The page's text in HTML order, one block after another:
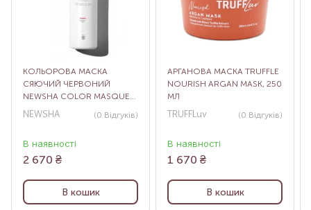
КОЛЬОРОВА МАСКА
СЯЮЧИЙ ЧЕРВОНИЙ
NEWSHA COLOR MASQUE
RADIANT RED, 500 МЛ
NEWSHA (0 Відгуків)
В наявності
2 670 ₴
В кошик
АРГАНОВА МАСКА TRUFFLE
NOURISH ARGAN MASK, 250
МЛ
TRUFFLuv (0 Відгуків)
В наявності
1 670 ₴
В кошик